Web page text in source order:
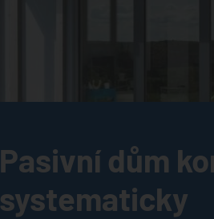
Pasivní dům
systematicky